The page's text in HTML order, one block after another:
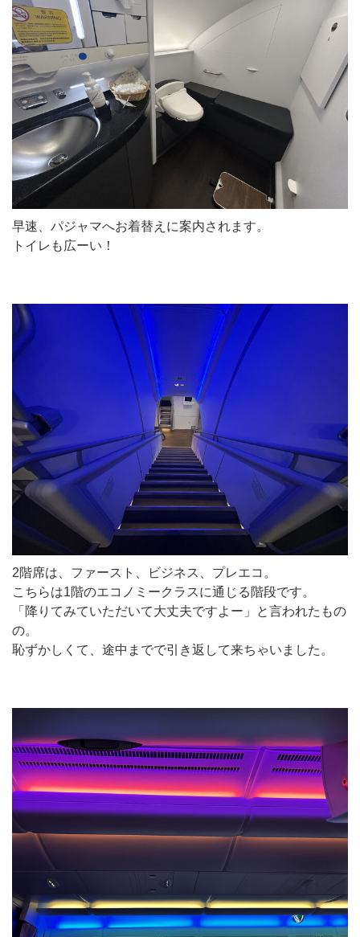
早速、パジャマへお着替えに案内されます。
トイレも広ーい！
2階席は、ファースト、ビジネス、プレエコ。
こちらは1階のエコノミークラスに通じる階段です。
「降りてみていただいて大丈夫ですよー」と言われたもの
の。
恥ずかしくて、途中までで引き返して来ちゃいました。